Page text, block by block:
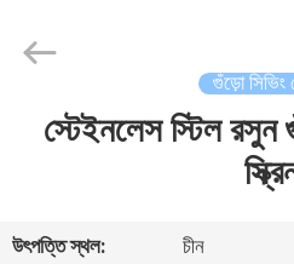
বাড়ি
গুঁড়ো সিভিং
স্টেইনলেস স্টিল রসুন
উৎপত্তি স্থল:
চীন